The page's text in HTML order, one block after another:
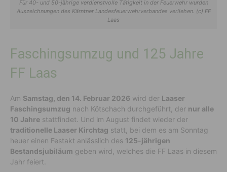
Für 40- und 50-jährige verdienstvolle Tätigkeit in der Feuerwehr wurden
Auszeichnungen des Kärntner Landesfeuerwehrverbandes verliehen. (c) FF
Laas
Faschingsumzug und 125 Jahre
FF Laas
Am Samstag, den 14. Februar 2026 wird der Laaser
Faschingsumzug nach Kötschach durchgeführt, der nur alle
10 Jahre stattfindet. Und im August findet wieder der
traditionelle Laaser Kirchtag statt, bei dem es am Sonntag
heuer einen Festakt anlässlich des 125-jährigen
Bestandsjubiläum geben wird, welches die FF Laas in diesem
Jahr feiert.